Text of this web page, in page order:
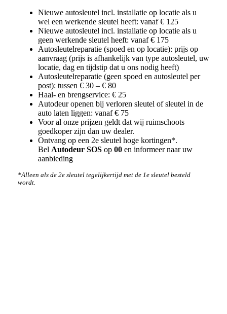
Nieuwe autosleutel incl. installatie op locatie als u
wel een werkende sleutel heeft: vanaf € 125
Nieuwe autosleutel incl. installatie op locatie als u
geen werkende sleutel heeft: vanaf € 175
Autosleutelreparatie (spoed en op locatie): prijs op
aanvraag (prijs is afhankelijk van type autosleutel, uw
locatie, dag en tijdstip dat u ons nodig heeft)
Autosleutelreparatie (geen spoed en autosleutel per
post): tussen € 30 – € 80
Haal- en brengservice: € 25
Autodeur openen bij verloren sleutel of sleutel in de
auto laten liggen: vanaf € 75
Voor al onze prijzen geldt dat wij ruimschoots
goedkoper zijn dan uw dealer.
Ontvang op een 2e sleutel hoge kortingen*.
Bel Autodeur SOSop 00en informeer naar uw
aanbieding
*Alleen als de 2e sleutel tegelijkertijd met de 1e sleutel besteld
wordt.